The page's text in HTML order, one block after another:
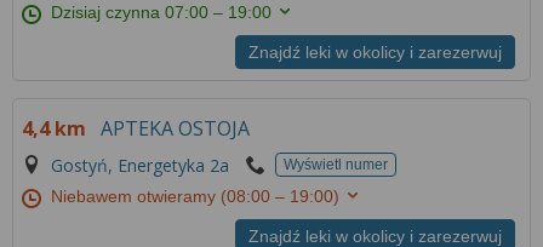
Dzisiaj czynna07:00 – 19:00
Znajdź leki w okolicy i zarezerwuj
4,4 km APTEKA OSTOJA
Gostyń, Energetyka 2a Wyświetl numer
Niebawem otwieramy (08:00 – 19:00)
Znajdź leki w okolicy i zarezerwuj